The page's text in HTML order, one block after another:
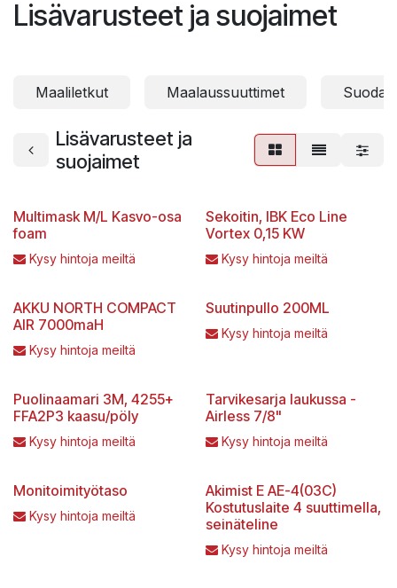
Lisävarusteet ja suojaimet
Maaliletkut Maalaussuuttimet
Lisävarusteet ja
suojaimet
Multimask M/L Kasvo-osa
foam
Kysy hintoja meiltä
Sekoitin, IBK Eco Line
Vortex 0,15 KW
Kysy hintoja meiltä
AKKU NORTH COMPACT
AIR 7000maH
Kysy hintoja meiltä
Suutinpullo 200ML
Kysy hintoja meiltä
Puolinaamari 3M, 4255+
FFA2P3 kaasu/pöly
Kysy hintoja meiltä
Tarvikesarja laukussa -
Airless 7/8"
Kysy hintoja meiltä
Monitoimityötaso
Kysy hintoja meiltä
Akimist E AE-4(03C)
Kostutuslaite 4 suuttimella,
seinäteline
Kysy hintoja meiltä